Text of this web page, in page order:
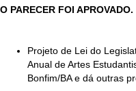
O PARECER FOI APROVADO.
Projeto de Lei do
Anual de Artes
Bonfim/BA e dá outras